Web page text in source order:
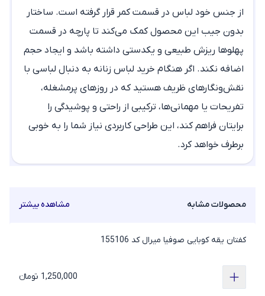
از جنس خود لباس در قسمت کمر قرار گرفته است. ساختار
بدون جیب این محصول کمک می‌کند تا پارچه در قسمت
پهلوها ریزش طبیعی و یکدستی داشته باشد و ایجاد حجم
اضافه نکند. اگر هنگام خرید لباس زنانه به دنبال لباسی با
نقش‌ونگارهای ظریف هستید که در روزهای پرمشغله،
تفریحات یا مهمانی‌ها، ترکیبی از راحتی و پوشیدگی را
برایتان فراهم کند، این طراحی کاربردی نیاز شما را به خوبی
برطرف خواهد کرد.
محصولات مشابه مشاهده بیشتر
کفتان یقه کوبایی صوفیا میرال کد 155106
1,250,000 تومانء